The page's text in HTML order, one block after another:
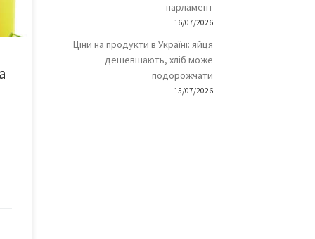
парламент
16/07/2026
Ціни на продукти в Україні: яйця
дешевшають, хліб може
подорожчати
15/07/2026